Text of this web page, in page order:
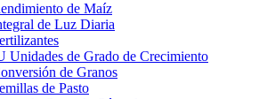
de Maíz
de Luz Diaria
Unidades de Grado de Crecimiento
de Granos
de Pasto